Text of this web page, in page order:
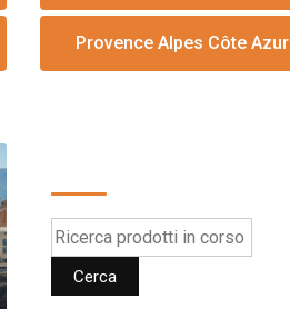
Provence Alpes Côte Azur
Cerca